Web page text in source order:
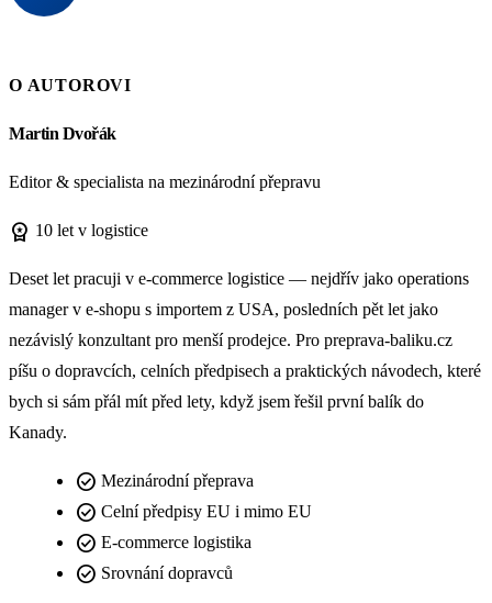
O AUTOROVI
Martin Dvořák
Editor & specialista na mezinárodní přepravu
workspace_premium 10 let v logistice
Deset let pracuji v e-commerce logistice — nejdřív jako operations
manager v e-shopu s importem z USA, posledních pět let jako
nezávislý konzultant pro menší prodejce. Pro preprava-baliku.cz
píšu o dopravcích, celních předpisech a praktických návodech, které
bych si sám přál mít před lety, když jsem řešil první balík do
Kanady.
check_circle Mezinárodní přeprava
check_circle Celní předpisy EU i mimo EU
check_circle E-commerce logistika
check_circle Srovnání dopravců